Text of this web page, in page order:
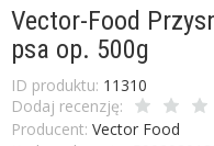
Vector-Food
psa op. 500g
ID produktu: 11310
Dodaj recenzję:
Producent: Vector Food